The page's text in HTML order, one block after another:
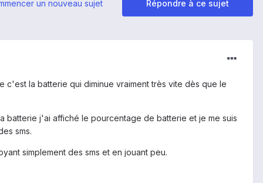
Répondre à ce sujet
un nouveau sujet
c'est la batterie qui diminue vraiment très vite dès que le
batterie j'ai affiché le pourcentage de batterie et je me suis
sms.
simplement des sms et en jouant peu.